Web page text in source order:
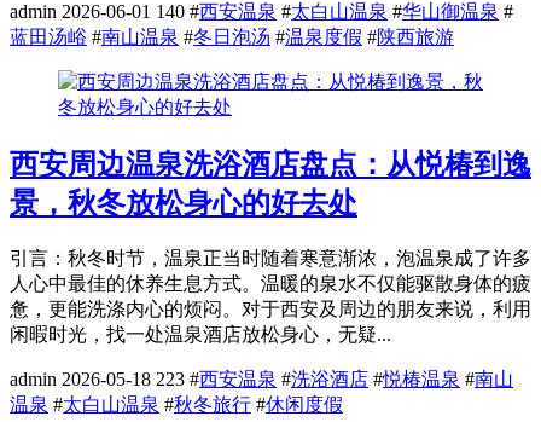
admin 2026-06-01 140 #西安温泉 #太白山温泉 #华山御温泉 #
蓝田汤峪 #南山温泉 #冬日泡汤 #温泉度假 #陕西旅游
西安周边温泉洗浴酒店盘点：从悦椿到逸
景，秋冬放松身心的好去处
引言：秋冬时节，温泉正当时随着寒意渐浓，泡温泉成了许多
人心中最佳的休养生息方式。温暖的泉水不仅能驱散身体的疲
惫，更能洗涤内心的烦闷。对于西安及周边的朋友来说，利用
闲暇时光，找一处温泉酒店放松身心，无疑...
admin 2026-05-18 223 #西安温泉 #洗浴酒店 #悦椿温泉 #南山
温泉 #太白山温泉 #秋冬旅行 #休闲度假